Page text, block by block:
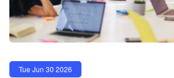
Tue Jun 30 2026